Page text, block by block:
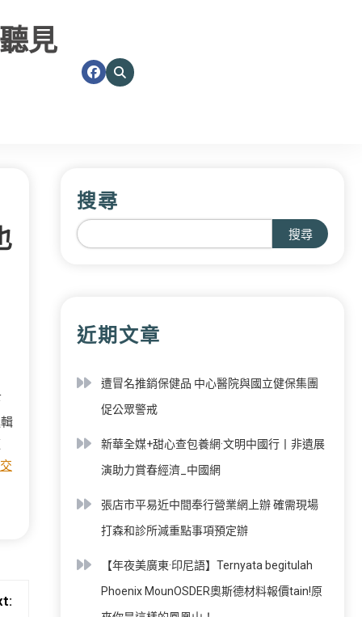
見
交
搜尋
搜尋
近期文章
遭冒名推銷保健品 中心醫院與國立健保集團
促公眾警戒
新華全媒+甜心查包養網·文明中國行丨非遺展
演助力賞春經濟_中國網
張店市平易近中間奉行營業網上辦 確需現場
打森和診所減重點事項預定辦
【年夜美廣東·印尼語】Ternyata begitulah
Phoenix MounOSDER奧斯德材料報價tain!原